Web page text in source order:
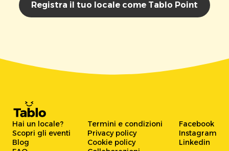
Registra il tuo locale come Tablo Point
Hai un locale?
Scopri gli eventi
Blog
Termini e condizioni
Privacy policy
Cookie policy
Facebook
Instagram
Linkedin